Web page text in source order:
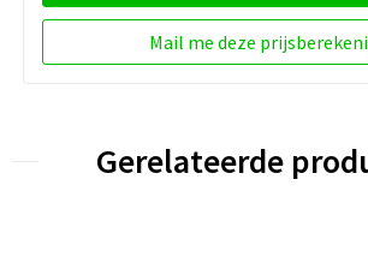
Mail me deze
Gerelateerde